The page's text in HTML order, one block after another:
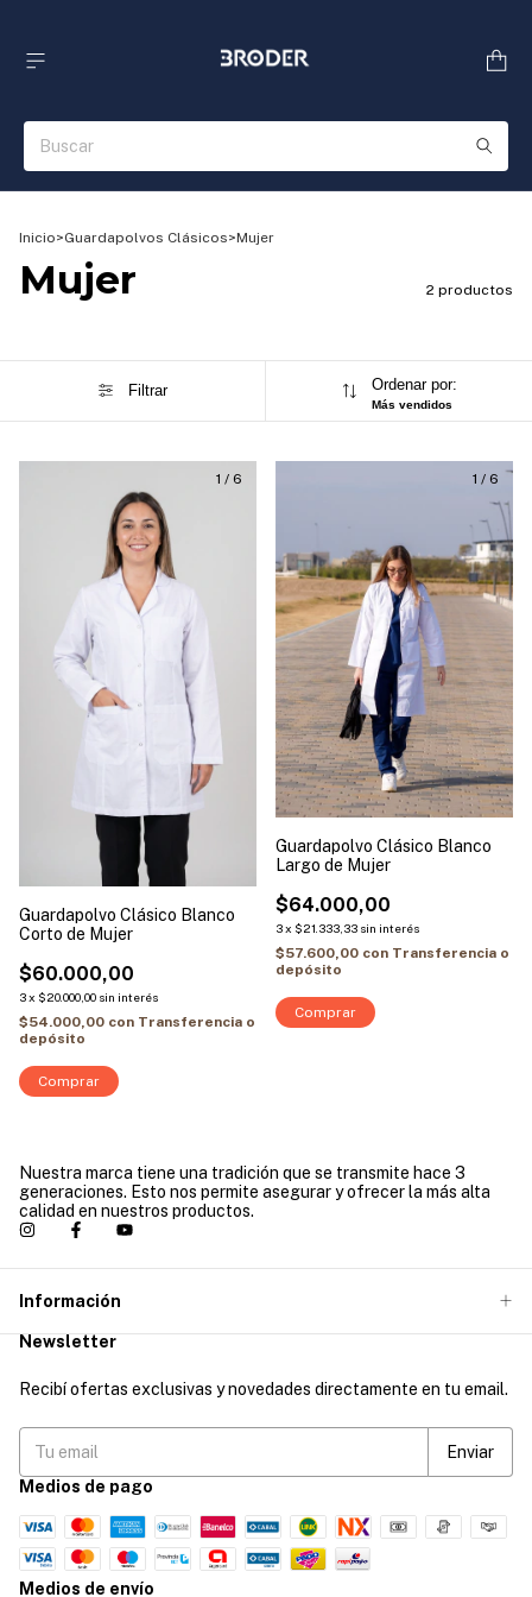
Inicio>Guardapolvos Clásicos>Mujer
Mujer 2 productos
Filtrar Ordenar por:
Más vendidos
1 / 6
Guardapolvo Clásico Blanco
Corto de Mujer
$60.000,00
3x $20.000,00 sin interés
$54.000,00 con Transferencia o
depósito
Comprar
1 / 6
Guardapolvo Clásico Blanco
Largo de Mujer
$64.000,00
3x $21.333,33 sin interés
$57.600,00 con Transferencia o
depósito
Comprar
Nuestra marca tiene una tradición que se transmite hace 3
generaciones. Esto nos permite asegurar y ofrecer la más alta
calidad en nuestros productos.
Información
Newsletter
Recibí ofertas exclusivas y novedades directamente en tu email.
Medios de pago
Medios de envío